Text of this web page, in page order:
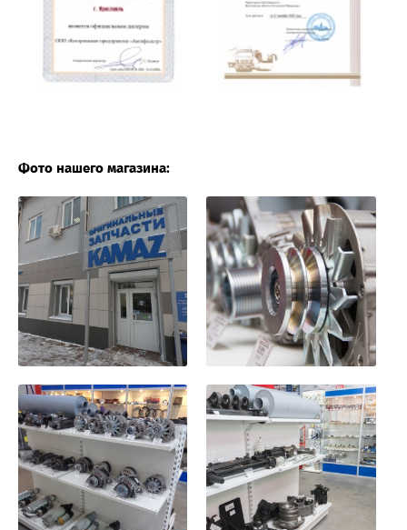
Фото нашего магазина: